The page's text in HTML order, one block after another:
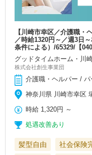
【川崎市幸区／介護職・
／時給1320円～／週3日
条件による）/65329/【040
グッドタイムホーム・川
株式会社創生事業団
介護職・ヘルパー / パ
神奈川県 川崎市幸区
時給 1,320円 ～
処遇改善あり
髪型自由 社会保険